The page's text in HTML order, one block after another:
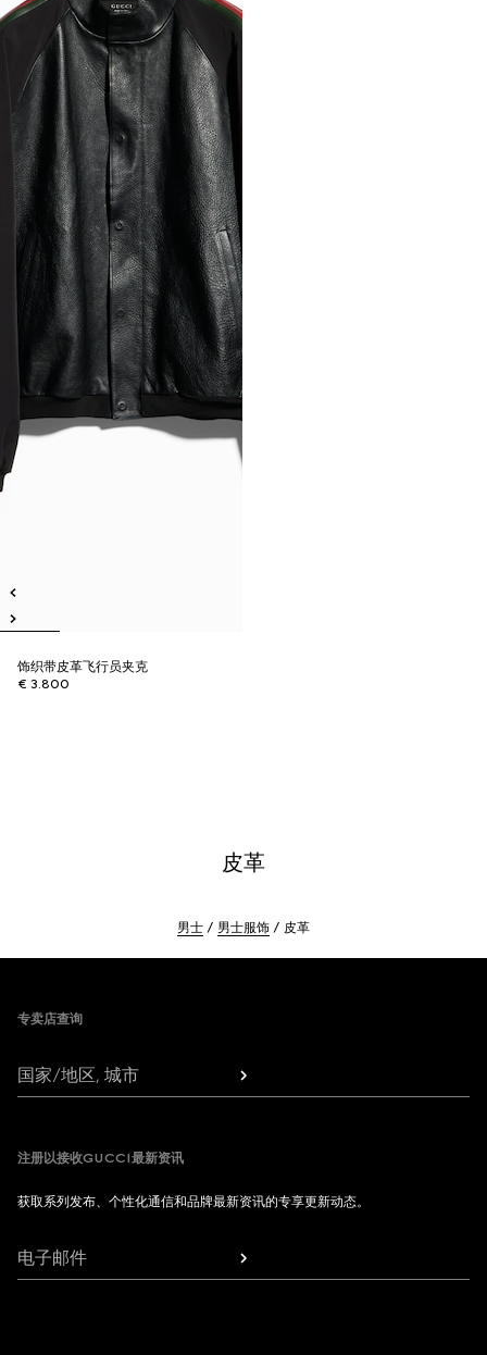
饰织带皮革飞行员夹克
€ 3.800
皮革
男士 男士服饰 皮革
专卖店查询
国家/地区, 城市
注册以接收GUCCI最新资讯
获取系列发布、个性化通信和品牌最新资讯的专享更新动态。
电子邮件